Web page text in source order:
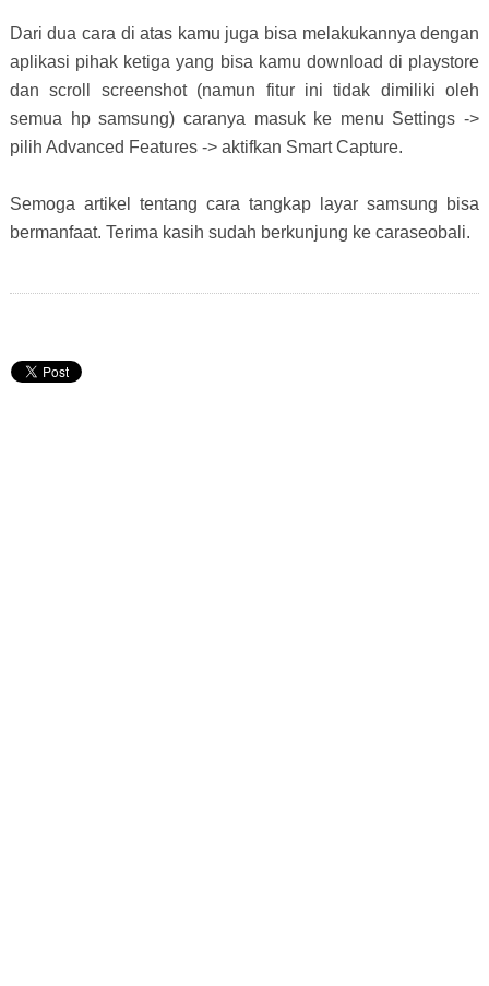
Dari dua cara di atas kamu juga bisa melakukannya dengan
aplikasi pihak ketiga yang bisa kamu download di playstore
dan scroll screenshot (namun fitur ini tidak dimiliki oleh
semua hp samsung) caranya masuk ke menu Settings ->
pilih Advanced Features -> aktifkan Smart Capture.
Semoga artikel tentang cara tangkap layar samsung bisa
bermanfaat. Terima kasih sudah berkunjung ke caraseobali.